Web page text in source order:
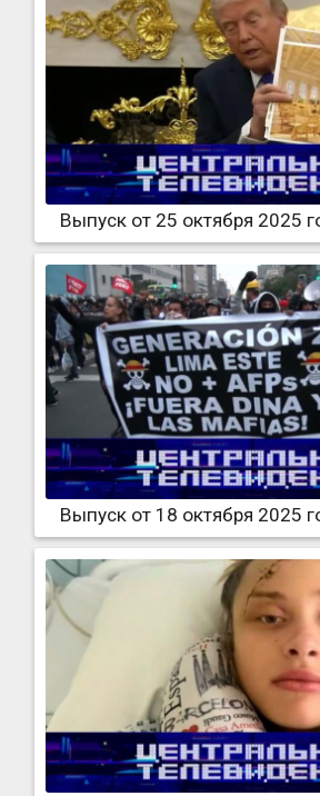
Выпуск от 25 октября 2025
Выпуск от 18 октября 2025